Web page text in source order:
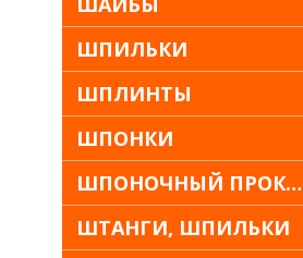
ШПИЛЬКИ
ШПЛИНТЫ
ШПОНКИ
ШПОНОЧНЫЙ ПРОКАТ
ШТАНГИ, ШПИЛЬКИ